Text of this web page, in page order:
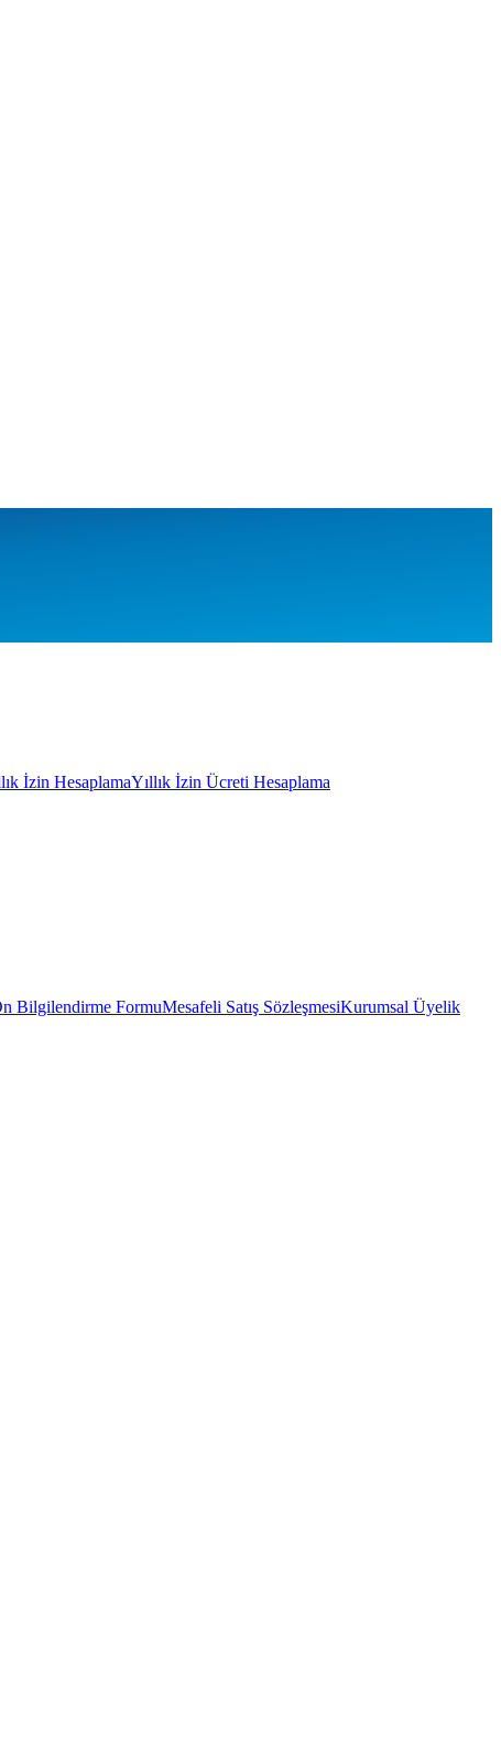
İzin HesaplamaYıllık İzin Ücreti Hesaplama
Bilgilendirme FormuMesafeli Satış SözleşmesiKurumsal Üyelik